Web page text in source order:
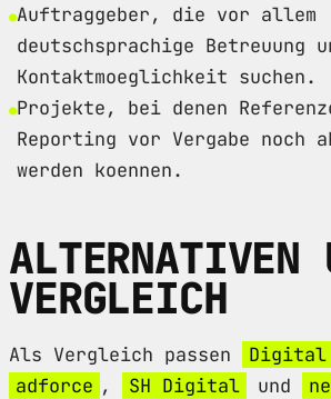
Auftraggeber, die vor allem
deutschsprachige Betreuung
Kontaktmoeglichkeit suchen.
Projekte, bei denen
Reporting vor Vergabe noch
werden koennen.
ALTERNATIVEN
VERGLEICH
Als Vergleich passen Digital
adforce , SH Digital und